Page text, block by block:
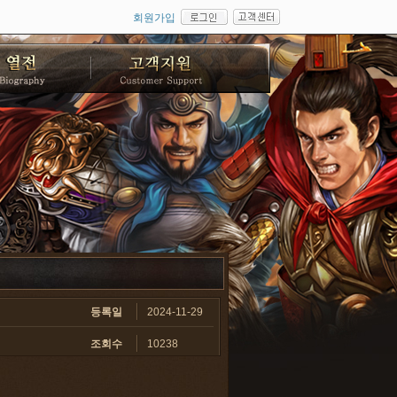
회원가입
등록일 2024-11-29
조회수 10238